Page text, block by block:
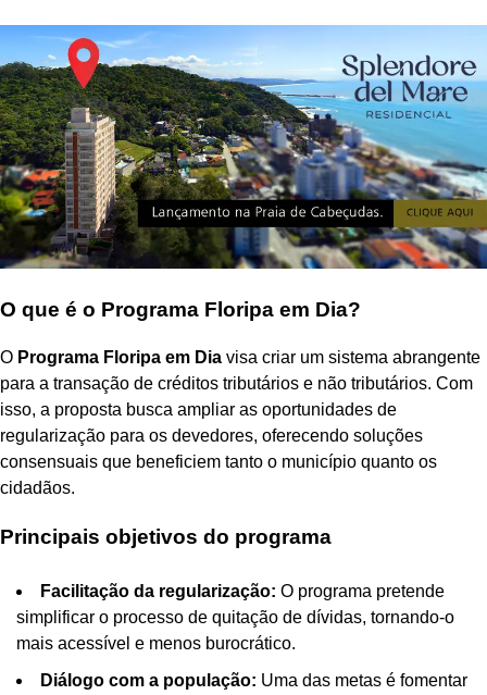
O que é o Programa Floripa em Dia?
O Programa Floripa em Dia visa criar um sistema abrangente
para a transação de créditos tributários e não tributários. Com
isso, a proposta busca ampliar as oportunidades de
regularização para os devedores, oferecendo soluções
consensuais que beneficiem tanto o município quanto os
cidadãos.
Principais objetivos do programa
Facilitação da regularização: O programa pretende
simplificar o processo de quitação de dívidas, tornando-o
mais acessível e menos burocrático.
Diálogo com a população: Uma das metas é fomentar